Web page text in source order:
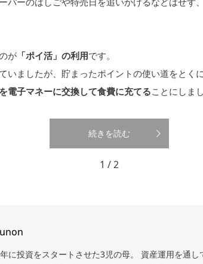
が 「ポイ活」の利用です。
いましたが、貯まったポイントの使い道をとく
電子マネーに交換して食費に充てることにしまし
続きを読む
1 / 2
に投資をスタートさせた3児の母。 資産運用を通